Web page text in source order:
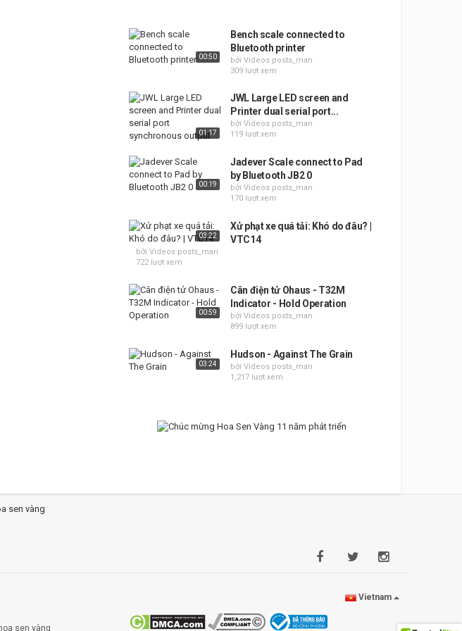
00:50
Bench scale connected to
Bluetooth printer
bởi Videos posts_man
309 lượt xem
01:17
JWL Large LED screen and
Printer dual serial port...
bởi Videos posts_man
119 lượt xem
00:19
Jadever Scale connect to Pad
by Bluetooth JB2 0
bởi Videos posts_man
170 lượt xem
03:22
Xử phạt xe quá tải: Khó do đâu? |
VTC14
bởi Videos posts_man
722 lượt xem
00:59
Cân điện tử Ohaus - T32M
Indicator - Hold Operation
bởi Videos posts_man
899 lượt xem
03:24
Hudson - Against The Grain
bởi Videos posts_man
1,217 lượt xem
sen vàng
Vietnam